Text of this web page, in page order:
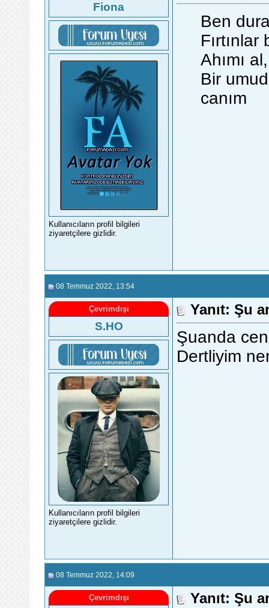
Fiona
Kullanıcıların profil bilgileri
ziyaretçilere gizlidir.
Ben
Ahımı
Bir
canım
08 Temmuz 2022 , 13:54
Çevrimdışı
S.HO
Kullanıcıların profil bilgileri
ziyaretçilere gizlidir.
Yanıt: Şu
Şuanda
Dertliyim
08 Temmuz 2022 , 14:09
Çevrimdışı Yanıt: Şu